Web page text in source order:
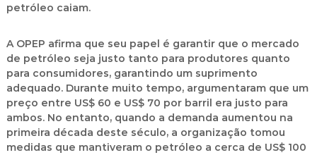
petróleo caiam.
A OPEP afirma que seu papel é garantir que o mercado
de petróleo seja justo tanto para produtores quanto
para consumidores, garantindo um suprimento
adequado. Durante muito tempo, argumentaram que um
preço entre US$ 60 e US$ 70 por barril era justo para
ambos. No entanto, quando a demanda aumentou na
primeira década deste século, a organização tomou
medidas que mantiveram o petróleo a cerca de US$ 100